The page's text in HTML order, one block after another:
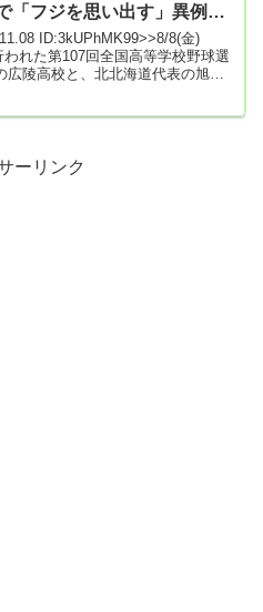
「フジを思い出す」異例の
に対応問われる
ID:3kUPhMK99>>8/8(金)
れた第107回全国高等学校野球選
陵高校と、北北海道代表の旭川
ーリンク